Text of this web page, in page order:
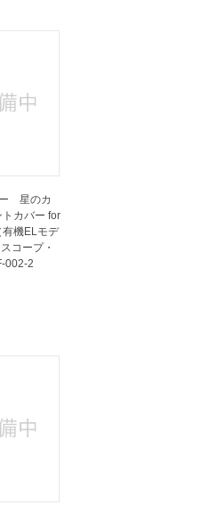
星のカ
カバー for
機ELモデ
コープ・
002-2